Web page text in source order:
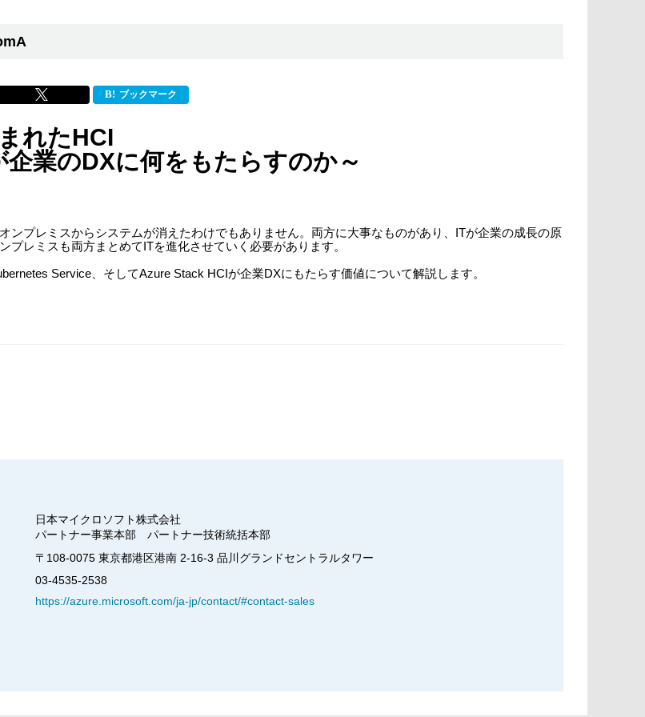
ブックマーク
れたHCI
業のDXに何をもたらすのか～
ンプレミスからシステムが消えたわけでもありません。両方に大事なものがあり、ITが企業の成長の原
レミスも両方まとめてITを進化させていく必要があります。
Service、そしてAzure Stack HCIが企業DXにもたらす価値について解説します。
日本マイクロソフト株式会社
パートナー事業本部　パートナー技術統括本部
〒108-0075 東京都港区港南 2-16-3 品川グランドセントラルタワー
03-4535-2538
https://azure.microsoft.com/ja-jp/contact/#contact-sales